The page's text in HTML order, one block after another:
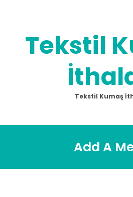
Tekstil
Tekstil Kumaş
Add A